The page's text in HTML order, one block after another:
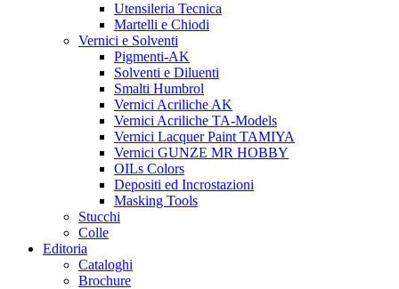
Utensileria Tecnica
Martelli e Chiodi
Vernici e Solventi
Pigmenti-AK
Solventi e Diluenti
Smalti Humbrol
Vernici Acriliche AK
Vernici Acriliche TA-Models
Vernici Lacquer Paint TAMIYA
Vernici GUNZE MR HOBBY
OILs Colors
Depositi ed Incrostazioni
Masking Tools
Stucchi
Colle
Editoria
Cataloghi
Brochure